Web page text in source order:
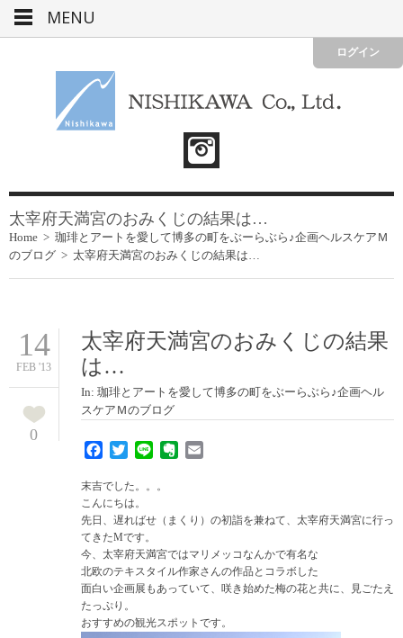
ログイン
太宰府天満宮のおみくじの結果は…
Home > 珈琲とアートを愛して博多の町をぶーらぶら♪企画ヘルスケアＭ
のブログ > 太宰府天満宮のおみくじの結果は…
14
FEB '13
0
太宰府天満宮のおみくじの結果
は…
In: 珈琲とアートを愛して博多の町をぶーらぶら♪企画ヘル
スケアＭのブログ
FacebookTwitterLine Evernote
末吉でした。。。
こんにちは。
先日、遅ればせ（まくり）の初詣を兼ねて、太宰府天満宮に行っ
てきたMです。
今、太宰府天満宮ではマリメッコなんかで有名な
北欧のテキスタイル作家さんの作品とコラボした
面白い企画展もあっていて、咲き始めた梅の花と共に、見ごたえ
たっぷり。
おすすめの観光スポットです。
MENU